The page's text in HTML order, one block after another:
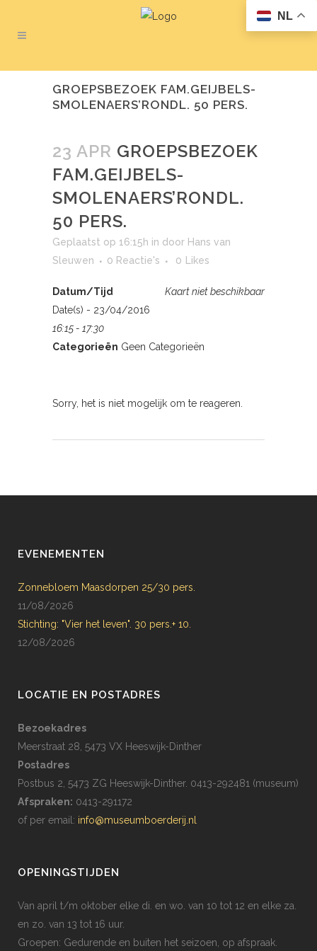
GROEPSBEZOEK FAM.GEIJBELS-
SMOLENAERS’RONDL. 50 PERS.
23 APR GROEPSBEZOEK
FAM.GEIJBELS-
SMOLENAERS’RONDL.
50 PERS.
Geplaatst op 16:15h in door Hans van
Sleuwen
0 Reactie's 0 Likes
Kaart niet beschikbaar
Datum/Tijd
Date(s) - 23/04/2016
16:15 - 17:30
Categorieën Geen Categorieën
Sorry, het is niet mogelijk om te reageren.
EVENEMENTEN
Zonnebloem Maasdorpen 25/30 pers.
11/08/2026
Stichting: "Vier het leven". 30 pers.+ 10.
12/08/2026
LOCATIE EN POSTADRES
Bezoekadres
Meerstraat 28, 5473 VX Heeswijk-Dinther
Postadres
Postbus 2, 5473 ZG Heeswijk-Dinther. 0413-292481 (museum)
Afspraken: 0413-291172
of per email: info@museumboerderij.nl
OPENINGSTIJDEN
Van april t/m oktober elke di. en wo. van 10 tot 12 en elke za.
en zo. van 13 tot 16 uur.
Groepen: Gedurende en buiten het seizoen, op afspraak.
NL